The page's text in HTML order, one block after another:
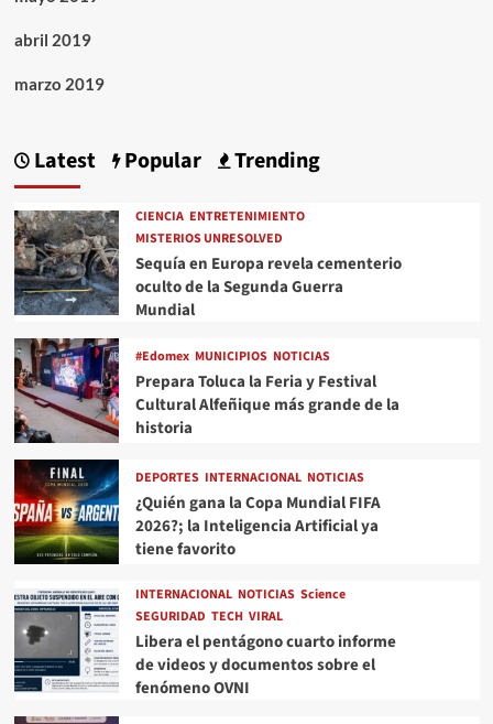
abril 2019
marzo 2019
Latest Popular Trending
CIENCIA ENTRETENIMIENTO
MISTERIOS UNRESOLVED
Sequía en Europa revela cementerio
oculto de la Segunda Guerra
Mundial
#Edomex MUNICIPIOS NOTICIAS
Prepara Toluca la Feria y Festival
Cultural Alfeñique más grande de la
historia
DEPORTES INTERNACIONAL NOTICIAS
¿Quién gana la Copa Mundial FIFA
2026?; la Inteligencia Artificial ya
tiene favorito
INTERNACIONAL NOTICIAS Science
SEGURIDAD TECH VIRAL
Libera el pentágono cuarto informe
de videos y documentos sobre el
fenómeno OVNI